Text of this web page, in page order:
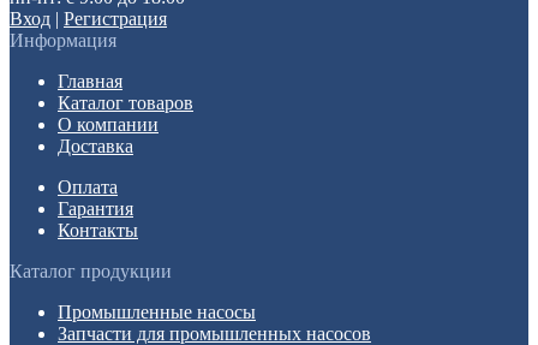
Вход | Регистрация
Информация
Главная
Каталог товаров
О компании
Доставка
Оплата
Гарантия
Контакты
Каталог продукции
Промышленные насосы
Запчасти для промышленных насосов